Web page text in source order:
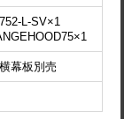
L-SV×1
幕板別売